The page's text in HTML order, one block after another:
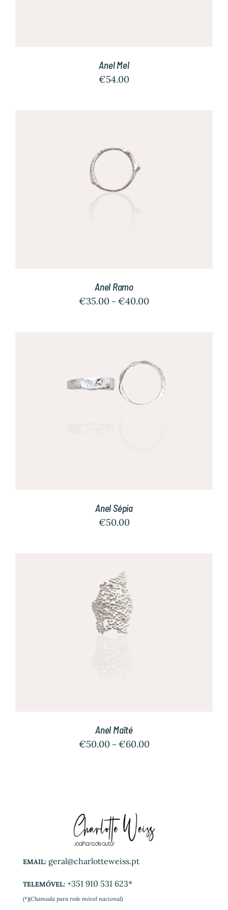
Anel Mel
€54.00
SELECT OPTIONS
Anel Ramo
€35.00 – €40.00
Anel Sépia
€50.00
SELECT OPTIONS
Anel Maïté
€50.00– €60.00
EMAIL:geral@charlotteweiss.pt
TELEMÓVEL:+351 910 531 623*
(*)(Chamada para rede móvel nacional)